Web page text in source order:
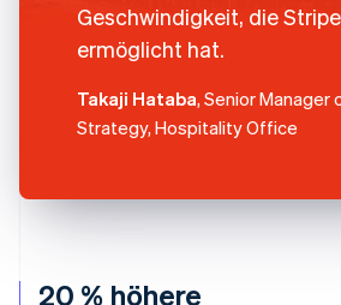
20 % höhere
Geschwindigkeit, die
ermöglicht hat.
Takaji Hataba, Senior Manager
Strategy, Hospitality Office